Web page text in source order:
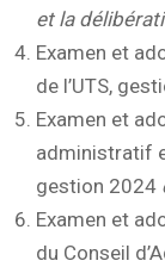
et la
Examen et
de l’UTS,
Examen et
administratif
gestion 2024
Examen et
du Conseil